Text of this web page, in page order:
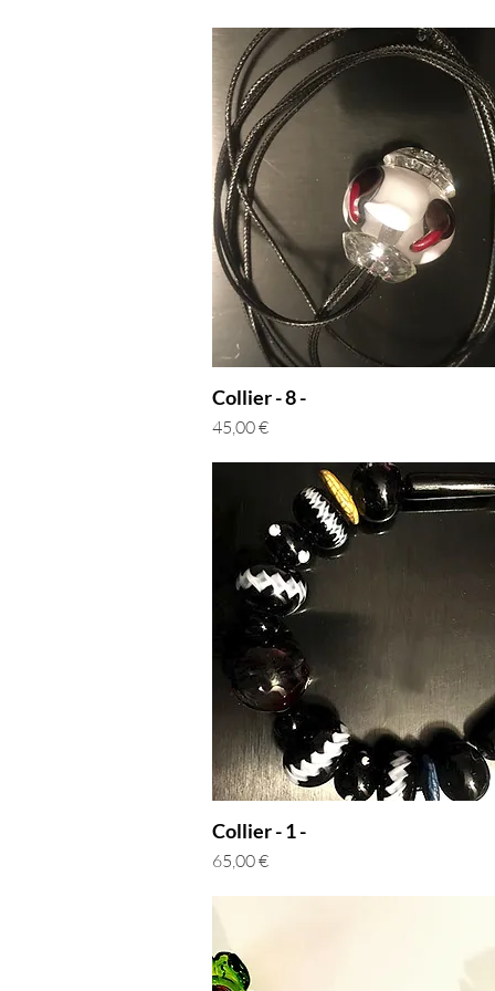
Collier - 8 -
Prix
45,00 €
Collier - 1 -
Prix
65,00 €